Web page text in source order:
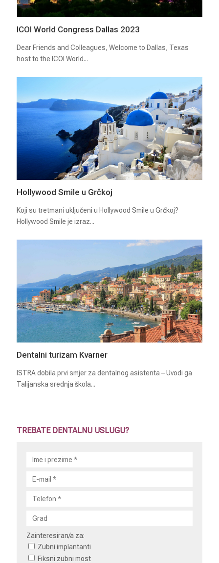
ICOI World Congress Dallas 2023
Dear Friends and Colleagues, Welcome to Dallas, Texas
host to the ICOI World...
Hollywood Smile u Grčkoj
Koji su tretmani uključeni u Hollywood Smile u Grčkoj?
Hollywood Smile je izraz...
Dentalni turizam Kvarner
ISTRA dobila prvi smjer za dentalnog asistenta – Uvodi ga
Talijanska srednja škola...
TREBATE DENTALNU USLUGU?
Zainteresiran/a za:
Zubni implantanti
Fiksni zubni most